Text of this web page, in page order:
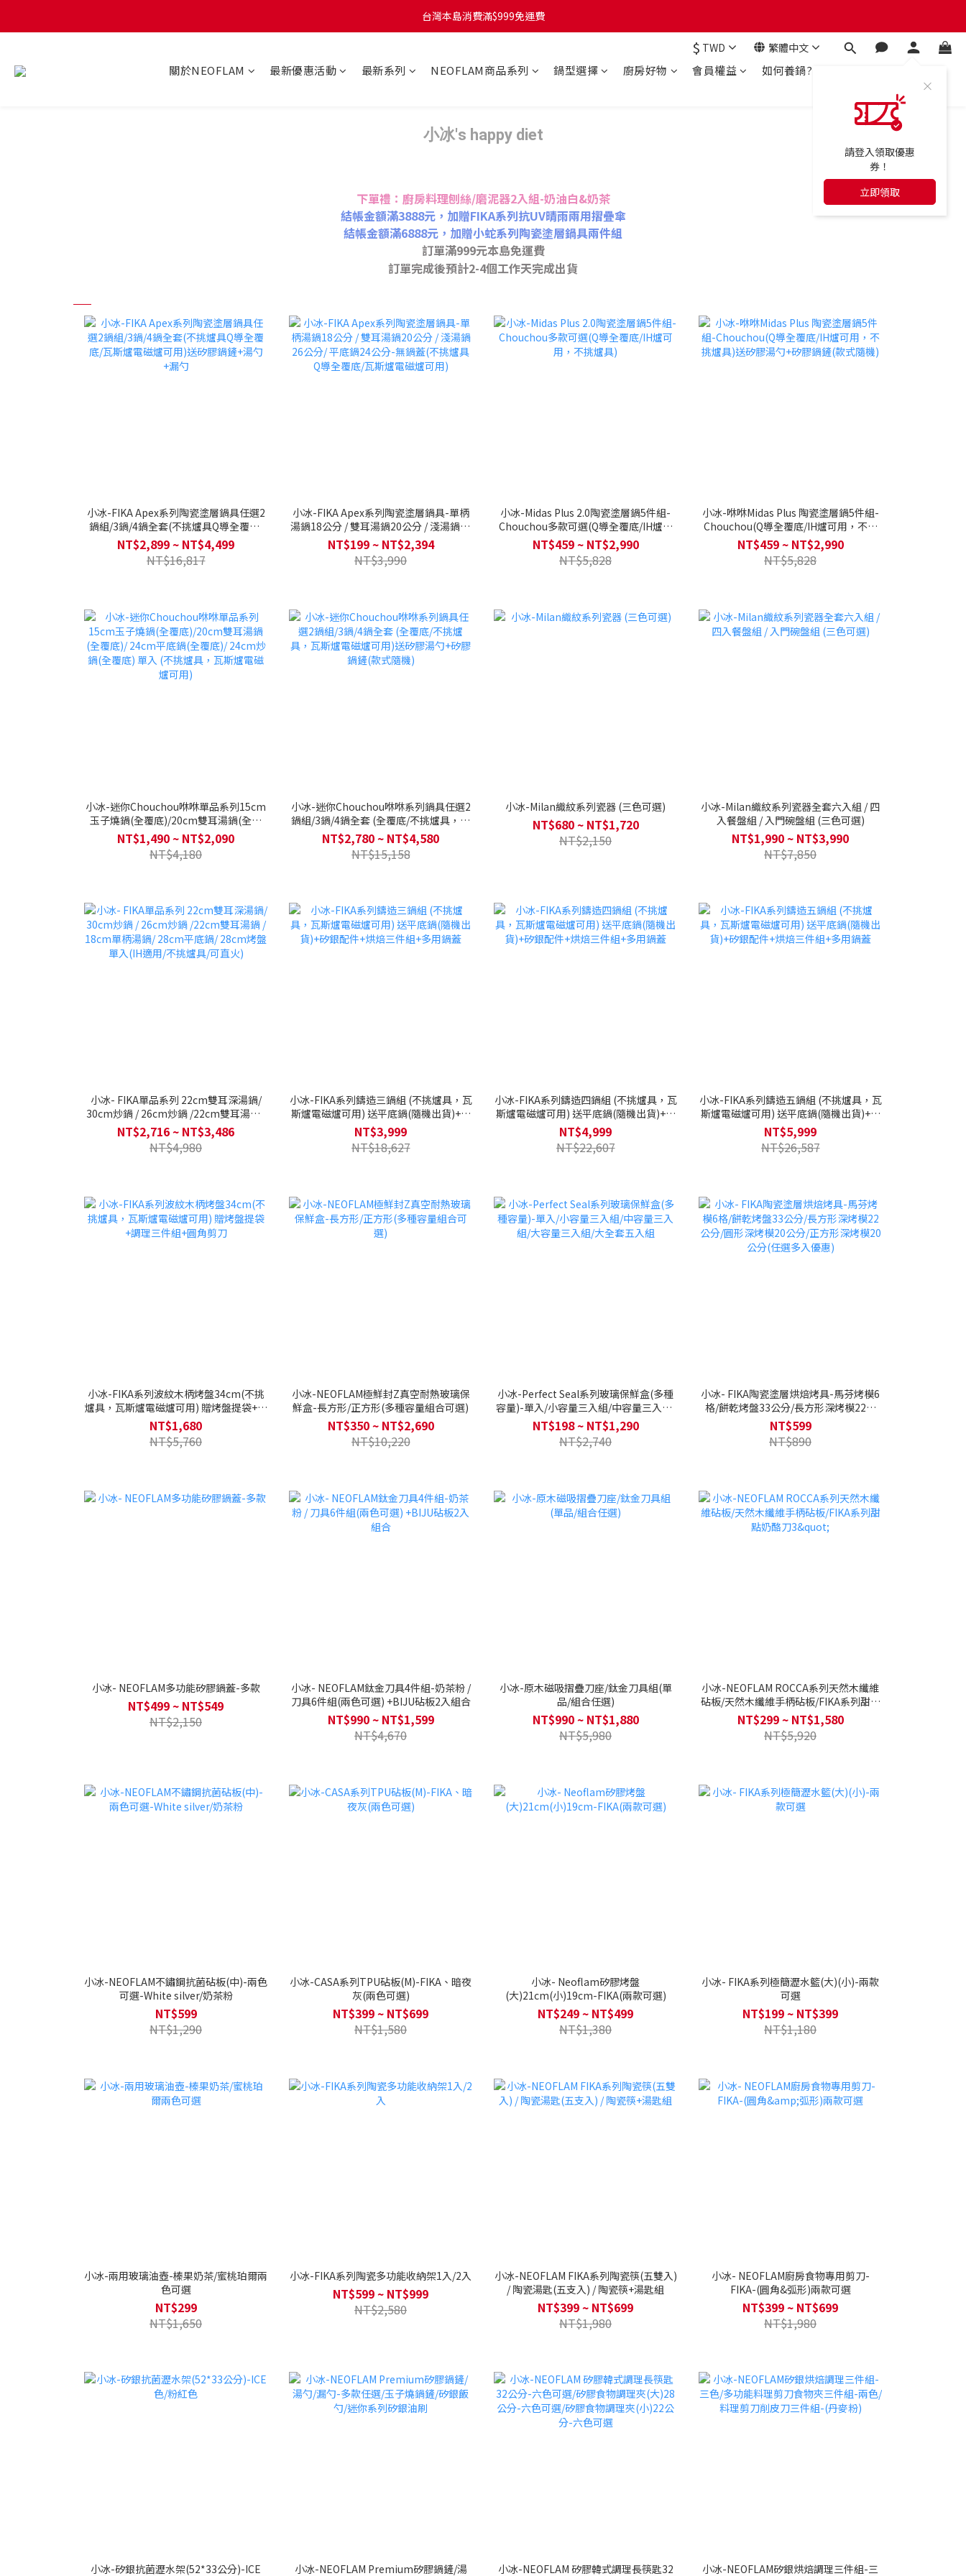
台灣本島訂單將於付款完成後的下個工作天起，2~4個工作天完成出貨
台灣本島消費滿$999免運費
$ TWD 繁體中文
請登入領取優惠
券！
立即領取
關於NEOFLAM 最新優惠活動 最新系列 NEOFLAM商品系列 鍋型選擇 廚房好物 會員權益 如何養鍋?
小冰's happy diet
下單禮：廚房料理刨絲/磨泥器2入組-奶油白&奶茶
結帳金額滿3888元，加贈FIKA系列抗UV晴雨兩用摺疊傘
結帳金額滿6888元，加贈小蛇系列陶瓷塗層鍋具兩件組
訂單滿999元本島免運費
訂單完成後預計2-4個工作天完成出貨
小冰-FIKA Apex系列陶瓷塗層鍋具任選2
鍋組/3鍋/4鍋全套(不挑爐具Q導全覆底/
瓦斯爐電磁爐可用)送矽膠鍋鏟+湯勺+漏
勺
NT$2,899 ~ NT$4,499
NT$16,817
小冰-FIKA Apex系列陶瓷塗層鍋具-單柄
湯鍋18公分 / 雙耳湯鍋20公分 / 淺湯鍋26
公分/ 平底鍋24公分-無鍋蓋(不挑爐具Q導
全覆底/瓦斯爐電磁爐可用)
NT$199 ~ NT$2,394
NT$3,990
小冰-Midas Plus 2.0陶瓷塗層鍋5件組-
Chouchou多款可選(Q導全覆底/IH爐可
用，不挑爐具)
NT$459 ~ NT$2,990
NT$5,828
小冰-咻咻Midas Plus 陶瓷塗層鍋5件組-
Chouchou(Q導全覆底/IH爐可用，不挑
爐具)送矽膠湯勺+矽膠鍋鏟(款式隨機)
NT$459 ~ NT$2,990
NT$5,828
小冰-迷你Chouchou咻咻單品系列15cm
玉子燒鍋(全覆底)/20cm雙耳湯鍋(全覆
底)/ 24cm平底鍋(全覆底)/ 24cm炒鍋(全
覆底) 單入 (不挑爐具，瓦斯爐電磁爐可
用)
NT$1,490 ~ NT$2,090
NT$4,180
小冰-迷你Chouchou咻咻系列鍋具任選2
鍋組/3鍋/4鍋全套 (全覆底/不挑爐具，瓦
斯爐電磁爐可用)送矽膠湯勺+矽膠鍋鏟
(款式隨機)
NT$2,780 ~ NT$4,580
NT$15,158
小冰-Milan織紋系列瓷器 (三色可選)
NT$680 ~ NT$1,720
NT$2,150
小冰-Milan織紋系列瓷器全套六入組 / 四
入餐盤組 / 入門碗盤組 (三色可選)
NT$1,990 ~ NT$3,990
NT$7,850
小冰- FIKA單品系列 22cm雙耳深湯鍋/
30cm炒鍋 / 26cm炒鍋 /22cm雙耳湯鍋 /
18cm單柄湯鍋/ 28cm平底鍋/ 28cm烤盤
單入(IH適用/不挑爐具/可直火)
NT$2,716 ~ NT$3,486
NT$4,980
小冰-FIKA系列鑄造三鍋組 (不挑爐具，瓦
斯爐電磁爐可用) 送平底鍋(隨機出貨)+矽
銀配件+烘焙三件組+多用鍋蓋
NT$3,999
NT$18,627
小冰-FIKA系列鑄造四鍋組 (不挑爐具，瓦
斯爐電磁爐可用) 送平底鍋(隨機出貨)+矽
銀配件+烘焙三件組+多用鍋蓋
NT$4,999
NT$22,607
小冰-FIKA系列鑄造五鍋組 (不挑爐具，瓦
斯爐電磁爐可用) 送平底鍋(隨機出貨)+矽
銀配件+烘焙三件組+多用鍋蓋
NT$5,999
NT$26,587
小冰-FIKA系列波紋木柄烤盤34cm(不挑
爐具，瓦斯爐電磁爐可用) 贈烤盤提袋+調
理三件組+圓角剪刀
NT$1,680
NT$5,760
小冰-NEOFLAM極鮮封Z真空耐熱玻璃保
鮮盒-長方形/正方形(多種容量組合可選)
NT$350 ~ NT$2,690
NT$10,220
小冰-Perfect Seal系列玻璃保鮮盒(多種
容量)-單入/小容量三入組/中容量三入組/
大容量三入組/大全套五入組
NT$198 ~ NT$1,290
NT$2,740
小冰- FIKA陶瓷塗層烘焙烤具-馬芬烤模6
格/餅乾烤盤33公分/長方形深烤模22公
分/圓形深烤模20公分/正方形深烤模20公
分(任選多入優惠)
NT$599
NT$890
小冰- NEOFLAM多功能矽膠鍋蓋-多款
NT$499 ~ NT$549
NT$2,150
小冰- NEOFLAM鈦金刀具4件組-奶茶粉 /
刀具6件組(兩色可選) +BIJU砧板2入組合
NT$990 ~ NT$1,599
NT$4,670
小冰-原木磁吸摺疊刀座/鈦金刀具組(單
品/組合任選)
NT$990 ~ NT$1,880
NT$5,980
小冰-NEOFLAM ROCCA系列天然木纖維
砧板/天然木纖維手柄砧板/FIKA系列甜點
奶酪刀3"
NT$299 ~ NT$1,580
NT$5,920
小冰-NEOFLAM不鏽鋼抗菌砧板(中)-兩色
可選-White silver/奶茶粉
NT$599
NT$1,290
小冰-CASA系列TPU砧板(M)-FIKA、暗夜
灰(兩色可選)
NT$399 ~ NT$699
NT$1,580
小冰- Neoflam矽膠烤盤
(大)21cm(小)19cm-FIKA(兩款可選)
NT$249 ~ NT$499
NT$1,380
小冰- FIKA系列極簡瀝水籃(大)(小)-兩款
可選
NT$199 ~ NT$399
NT$1,180
小冰-兩用玻璃油壺-榛果奶茶/蜜桃珀爾兩
色可選
NT$299
NT$1,650
小冰-FIKA系列陶瓷多功能收納架1入/2入
NT$599 ~ NT$999
NT$2,580
小冰-NEOFLAM FIKA系列陶瓷筷(五雙入)
/ 陶瓷湯匙(五支入) / 陶瓷筷+湯匙組
NT$399 ~ NT$699
NT$1,980
小冰- NEOFLAM廚房食物專用剪刀-
FIKA-(圓角&弧形)兩款可選
NT$399 ~ NT$699
NT$1,980
小冰-矽銀抗菌瀝水架(52*33公分)-ICE
小冰-NEOFLAM Premium矽膠鍋鏟/湯
小冰-NEOFLAM 矽膠韓式調理長筷匙32
小冰-NEOFLAM矽銀烘焙調理三件組-三